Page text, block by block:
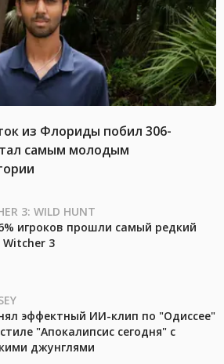
из Флориды побил 306-
самым молодым
3: WILD HUNT
игроков прошли самый редкий
Witcher 3
эффектный ИИ-клип по "Одиссее"
"Апокалипсис сегодня" с
джунглями